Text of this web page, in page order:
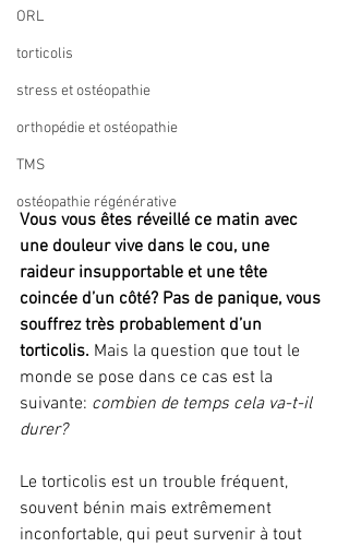
ORL
torticolis
stress et ostéopathie
orthopédie et ostéopathie
TMS
ostéopathie régénérative
Vous vous êtes réveillé ce matin avec
une douleur vive dans le cou, une
raideur insupportable et une tête
coincée d’un côté? Pas de panique, vous
souffrez très probablement d’un
torticolis. Mais la question que tout le
monde se pose dans ce cas est la
suivante: combien de temps cela va-t-il
durer?
Le torticolis est un trouble fréquent,
souvent bénin mais extrêmement
inconfortable, qui peut survenir à tout